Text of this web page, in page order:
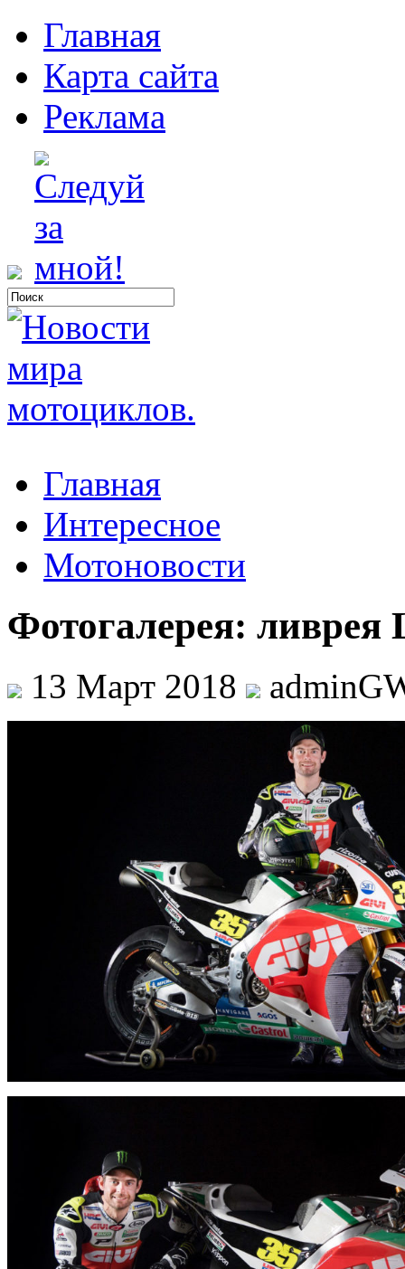
Главная
Карта сайта
Реклама
Главная
Интересное
Мотоновости
Фотогалерея: ливрея
13 Март 2018